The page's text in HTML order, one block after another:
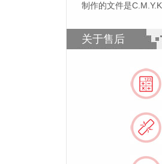
制作的文件是
关于售后